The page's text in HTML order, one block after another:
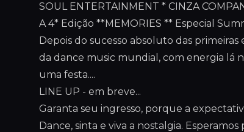
SOUL ENTERTAINMENT * CINZA
A 4* Edição **MEMORIES ** Especial
Depois do sucesso absoluto das
da dance music mundial, com energia lá
uma festa....
LINE UP - em breve...
Garanta seu ingresso, porque a
Dance, sinta e viva a nostalgia. Esperamos